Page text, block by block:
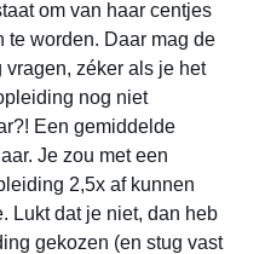
om van haar centjes
te worden. Daar mag de
zéker als je het
nog niet
Een gemiddelde
Je zou met een
2,5x af kunnen
Lukt dat je niet, dan heb
gekozen (en stug vast